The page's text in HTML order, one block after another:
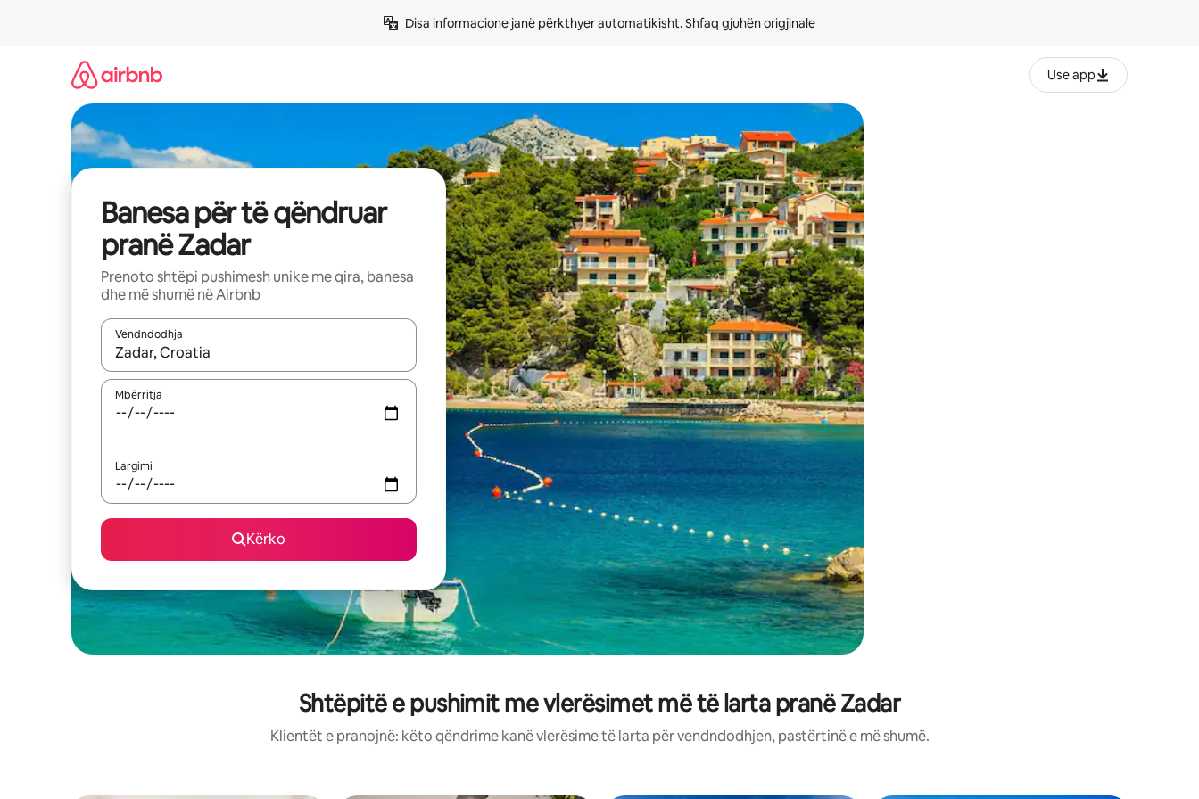
Disa informacione janë përkthyer automatikisht. Shfaq gjuhën origjinale
Use app
Banesa për të qëndruar
pranë Zadar
Prenoto shtëpi pushimesh unike me qira, banesa
dhe më shumë në Airbnb
Vendndodhja
Kur rezultatet të jenë të disponueshme, lëviz me butonat e shigjetave lart e poshtë ose eksploro duke prekur ose duke lëvizur ekranin.
Mbërritja
Largimi
Kërko
Shtëpitë e pushimit me vlerësimet më të larta pranë Zadar
Klientët e pranojnë: këto qëndrime kanë vlerësime të larta për vendndodhjen, pastërtinë e më shumë.